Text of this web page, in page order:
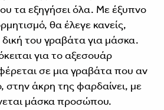
τα εξηγήσει όλα. Με έξυπνο
θα έλεγε κανείς,
του γραβάτα για μάσκα.
για το αξεσουάρ
σε μια γραβάτα που αν
στην άκρη της φαρδαίνει, με
μάσκα προσώπου.